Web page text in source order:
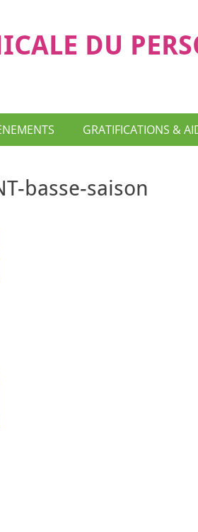
DU
GRATIFICATIONS &
basse-saison